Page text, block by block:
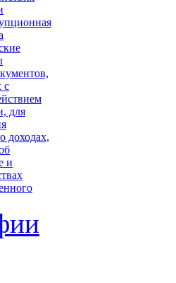
с
для
доходах,
и